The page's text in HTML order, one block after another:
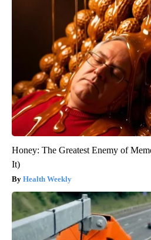
Honey: The Greatest Enemy of
It)
Health Weekly